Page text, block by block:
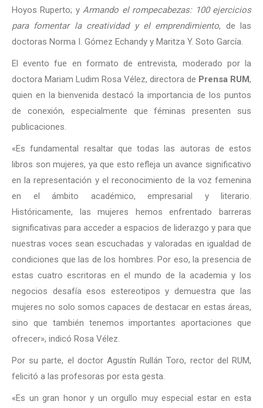
Hoyos Ruperto; yArmando el rompecabezas: 100 ejercicios
para fomentar la creatividad y el emprendimiento, de las
doctoras Norma I. Gómez Echandy y Maritza Y. Soto García.
El evento fue en formato de entrevista, moderado por la
doctora Mariam Ludim Rosa Vélez, directora de Prensa RUM,
quien en la bienvenida destacó la importancia de los puntos
de conexión, especialmente que féminas presenten sus
publicaciones.
«Es fundamental resaltar que todas las autoras de estos
libros son mujeres, ya que esto refleja un avance significativo
en la representación y el reconocimiento de la voz femenina
en el ámbito académico, empresarial y literario.
Históricamente, las mujeres hemos enfrentado barreras
significativas para acceder a espacios de liderazgo y para que
nuestras voces sean escuchadas y valoradas en igualdad de
condiciones que las de los hombres. Por eso, la presencia de
estas cuatro escritoras en el mundo de la academia y los
negocios desafía esos estereotipos y demuestra que las
mujeres no solo somos capaces de destacar en estas áreas,
sino que también tenemos importantes aportaciones que
ofrecer», indicó Rosa Vélez.
Por su parte, el doctor Agustín Rullán Toro, rector del RUM,
felicitó a las profesoras por esta gesta.
«Es un gran honor y un orgullo muy especial estar en esta